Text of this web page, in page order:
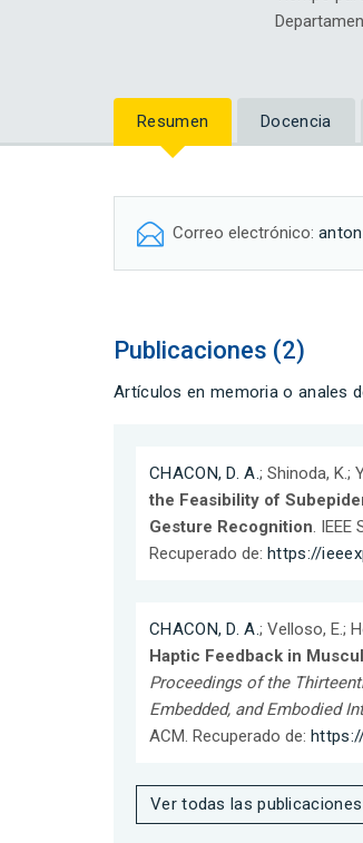
Resumen Docencia
Correo electrónico:
Publicaciones (2)
Artículos en memoria o anales
CHACON, D. A. ; Shinoda, K.;
the Feasibility of
Gesture Recognition .
Recuperado de: https://
CHACON, D. A. ; Velloso, E.;
Haptic Feedback in
Proceedings of the
Embedded, and Embodied
ACM. Recuperado de:
Ver todas las publicaciones